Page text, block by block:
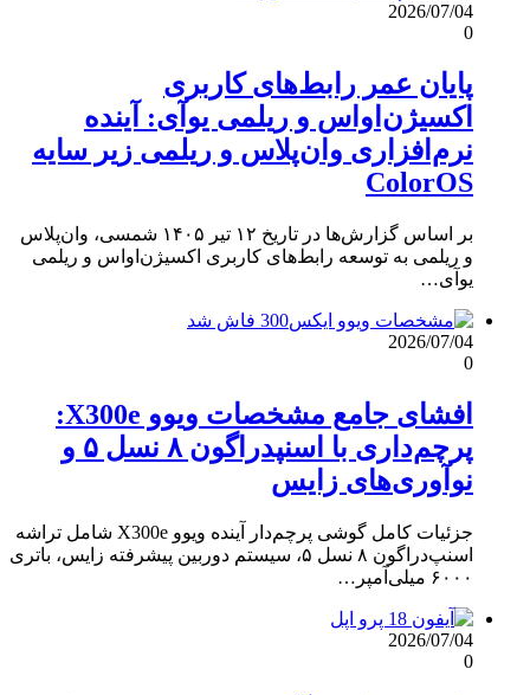
2026/07/04
0
پایان عمر رابط‌های کاربری
اکسیژن‌اواس و ریلمی یوآی: آینده
نرم‌افزاری وان‌پلاس و ریلمی زیر سایه
ColorOS
بر اساس گزارش‌ها در تاریخ ۱۲ تیر ۱۴۰۵ شمسی، وان‌پلاس
و ریلمی به توسعه رابط‌های کاربری اکسیژن‌اواس و ریلمی
یوآی…
2026/07/04
0
افشای جامع مشخصات ویوو X300e:
پرچم‌داری با اسنپدراگون ۸ نسل ۵ و
نوآوری‌های زایس
جزئیات کامل گوشی پرچم‌دار آینده ویوو X300e شامل تراشه
اسنپ‌دراگون ۸ نسل ۵، سیستم دوربین پیشرفته زایس، باتری
۶۰۰۰ میلی‌آمپر…
2026/07/04
0